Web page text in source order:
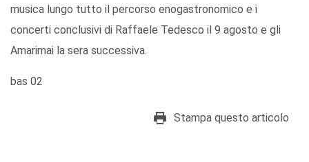
musica lungo tutto il percorso enogastronomico e i
concerti conclusivi di Raffaele Tedesco il 9 agosto e gli
Amarimai la sera successiva.
bas 02
Stampa questo articolo